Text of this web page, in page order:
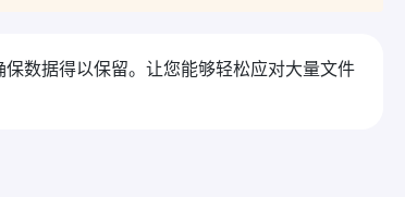
数据得以保留。让您能够轻松应对大量文件